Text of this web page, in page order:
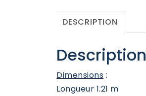
DESCRIPTION
Description
Dimensions :
Longueur 1.21 m